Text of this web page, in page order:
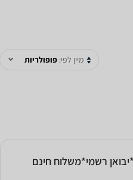
מיין לפי: פופולריות